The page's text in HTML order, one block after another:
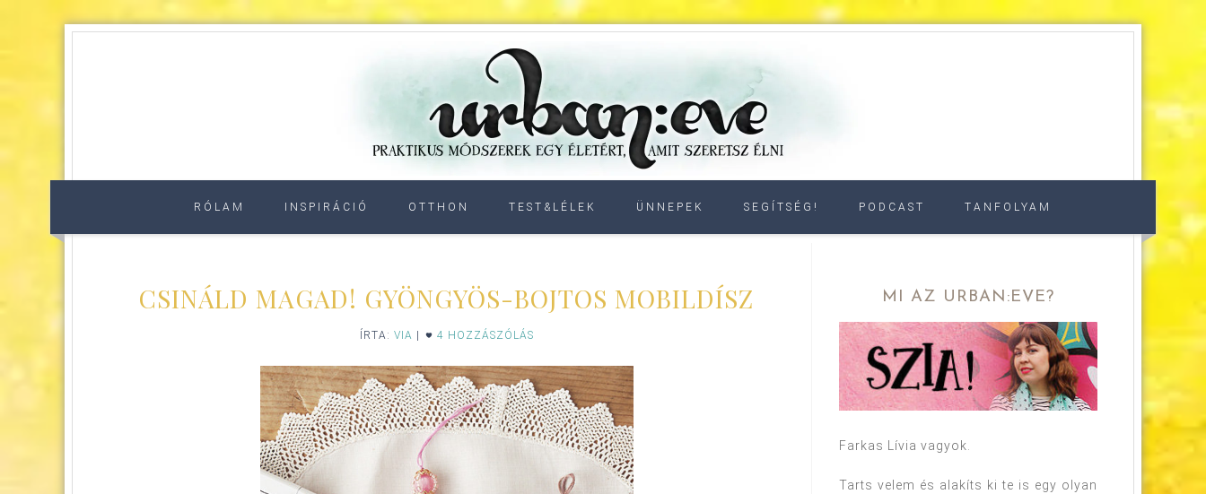
RÓLAM INSPIRÁCIÓ OTTHON TEST&LÉLEK ÜNNEPEK SEGÍTSÉG! PODCAST TANFOLYAM
CSINÁLD MAGAD! GYÖNGYÖS-BOJTOS MOBILDÍSZ
ÍRTA: VIA 4 HOZZÁSZÓLÁS
MI AZ URBAN:EVE?
Farkas Lívia vagyok.
Tarts velem és alakíts ki te is egy olyan